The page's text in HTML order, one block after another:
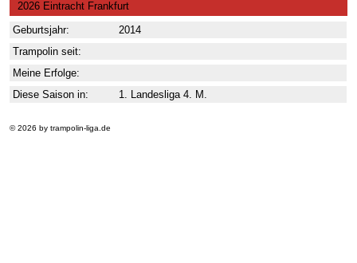
2026 Eintracht Frankfurt
Geburtsjahr:
2014
Trampolin seit:
Meine Erfolge:
Diese Saison in:
1. Landesliga 4. M.
© 2026 by trampolin-liga.de